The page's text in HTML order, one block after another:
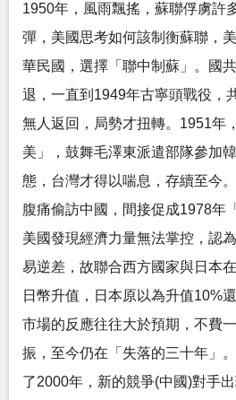
1950年，風雨飄搖，蘇聯俘虜許
彈，美國思考如何該制衡蘇聯，
華民國，選擇「聯中制蘇」。國
退，一直到1949年古寧頭戰役，
無人返回，局勢才扭轉。1951年
美」，鼓舞毛澤東派遣部隊參加
態，台灣才得以喘息，存續至今
腹痛偷訪中國，間接促成1978年
美國發現經濟力量無法掌控，認
易逆差，故聯合西方國家與日本
日幣升值，日本原以為升值10%
市場的反應往往大於預期，不費
振，至今仍在「失落的三十年」
了2000年，新的競爭(中國)對手